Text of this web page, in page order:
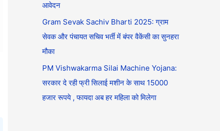
आवेदन
Gram Sevak Sachiv Bharti 2025: ग्राम
सेवक और पंचायत सचिव भर्ती में बंपर वैकेंसी का सुनहरा
मौका
PM Vishwakarma Silai Machine Yojana:
सरकार दे रही फ्री सिलाई मशीन के साथ 15000
हजार रूपये , फायदा अब हर महिला को मिलेगा